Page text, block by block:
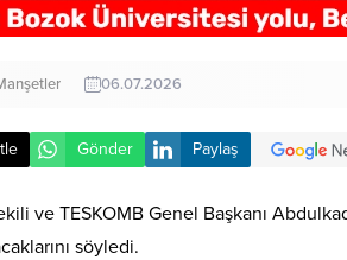
06.07.2026
Gönder Paylaş
ve TESKOMB Genel Başkanı
söyledi.